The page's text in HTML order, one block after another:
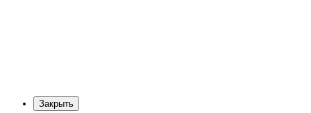
Закрыть